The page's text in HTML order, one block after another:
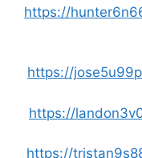
https://
https://
https://
https://